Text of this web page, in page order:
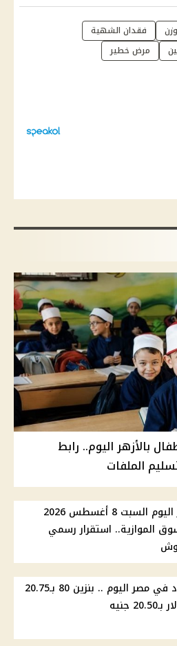
فقدان الشهية
مرض خطير
بالأزهر اليوم.. رابط
الملفات
سعر الدولار اليوم السبت 8 أغسطس 2026
الموازية.. استقرار رسمي
أسعار الوقود في مصر اليوم .. بنزين 80 بـ20.75
جنيه